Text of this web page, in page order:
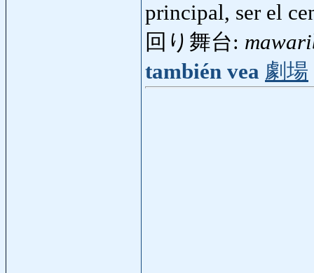
principal, ser el
回り舞台:
también vea 劇場